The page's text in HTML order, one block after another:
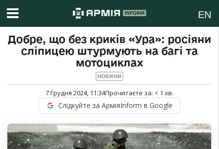
EN
Добре, що без криків «Ура»: росіяни
сліпицею штурмують на багі та
мотоциклах
НОВИНИ
7 Грудня 2024, 11:34Прочитаєте за: < 1 хв.
Слідкуйте за АрміяInform в Google